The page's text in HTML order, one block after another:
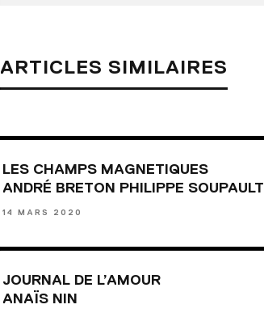
ARTICLES SIMILAIRES
LES CHAMPS MAGNETIQUES
ANDRÉ BRETON PHILIPPE SOUPAULT
14 MARS 2020
JOURNAL DE L’AMOUR
ANAÏS NIN